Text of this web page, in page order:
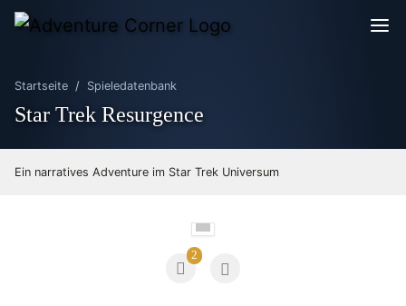
Startseite Spieledatenbank
Star Trek Resurgence
Ein narratives Adventure im Star Trek Universum
2